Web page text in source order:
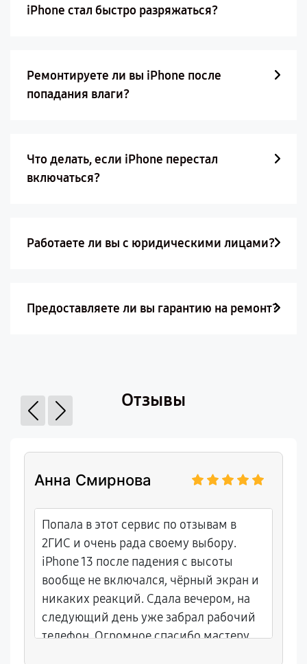
iPhone стал быстро разряжаться?
Ремонтируете ли вы iPhone после
попадания влаги?
Что делать, если iPhone перестал
включаться?
Работаете ли вы с юридическими лицами?
Предоставляете ли вы гарантию на ремонт?
Отзывы
Анна Смирнова
Попала в этот сервис по отзывам в
2ГИС и очень рада своему выбору.
iPhone 13 после падения с высоты
вообще не включался, чёрный экран и
никаких реакций. Сдала вечером, на
следующий день уже забрал рабочий
телефон. Огромное спасибо мастеру